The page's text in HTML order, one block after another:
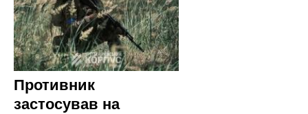
Противник
застосував на